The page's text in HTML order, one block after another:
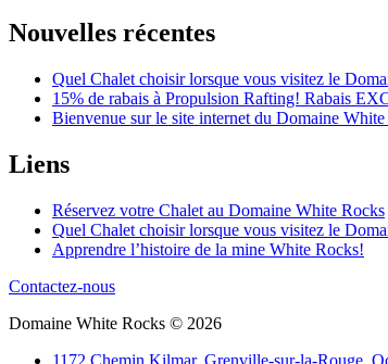
Nouvelles récentes
Quel Chalet choisir lorsque vous visitez le
15% de rabais à Propulsion Rafting! Rabais
Bienvenue sur le site internet du Domaine
Liens
Réservez votre Chalet au Domaine White Rocks
Quel Chalet choisir lorsque vous visitez le
Apprendre l’histoire de la mine White Rocks!
Contactez-nous
Domaine White Rocks © 2026
1172 Chemin Kilmar, Grenville-sur-la-Rouge,